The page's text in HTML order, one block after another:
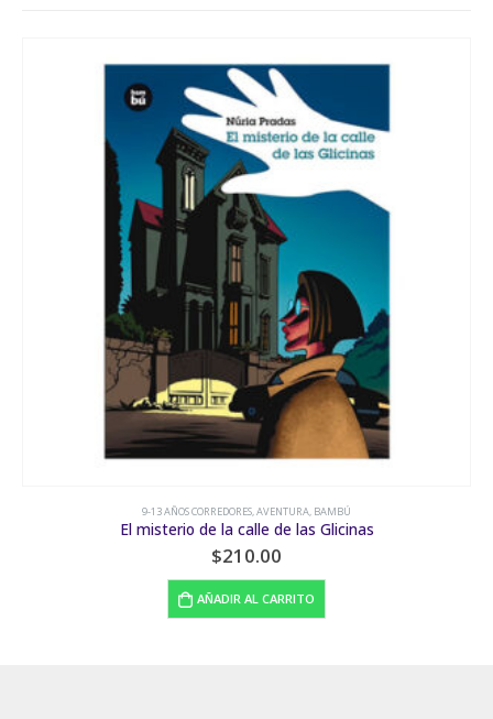
calle de las Glicinas
6-8 AÑOS CAMINANTES